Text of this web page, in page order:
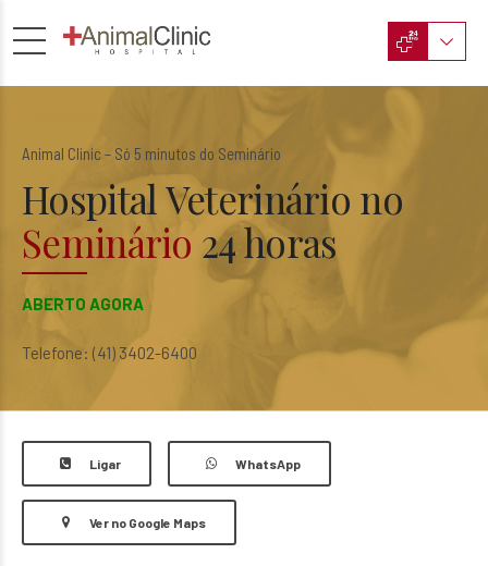
Animal Clinic – Só 5 minutos do Seminário
Hospital Veterinário no
Seminário 24 horas
ABERTO AGORA
Telefone: (41) 3402-6400
Ligar WhatsApp
Ver no Google Maps